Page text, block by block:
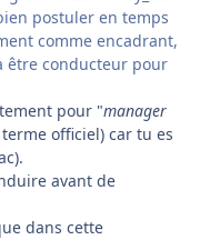
postuler en temps
comme encadrant,
être conducteur pour
pour "manager
officiel) car tu es
avant de
dans cette